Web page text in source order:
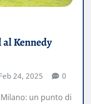
Kennedy
24, 2025 0
un punto di